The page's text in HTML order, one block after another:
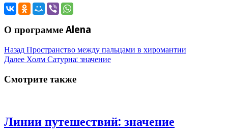
О программе Alena
Назад Пространство между пальцами в хиромантии
Далее Холм Сатурна: значение
Смотрите также
Линии путешествий: значение